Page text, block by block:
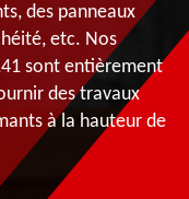
des panneaux
etc. Nos
sont entièrement
des travaux
à la hauteur de